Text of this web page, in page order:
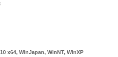
x64, WinJapan, WinNT, WinXP